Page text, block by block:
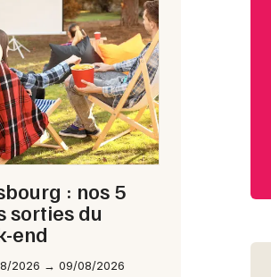
: nos 5
sorties du
end
2026 → 09/08/2026